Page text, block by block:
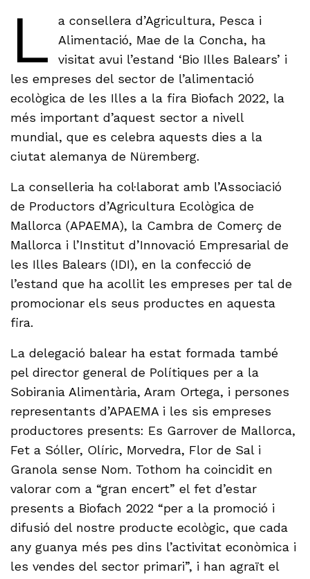
L
a consellera d’Agricultura, Pesca i
Alimentació, Mae de la Concha, ha
visitat avui l’estand ‘Bio Illes Balears’ i
les empreses del sector de l’alimentació
ecològica de les Illes a la fira Biofach 2022, la
més important d’aquest sector a nivell
mundial, que es celebra aquests dies a la
ciutat alemanya de Nüremberg.
La conselleria ha col·laborat amb l’Associació
de Productors d’Agricultura Ecològica de
Mallorca (APAEMA), la Cambra de Comerç de
Mallorca i l’Institut d’Innovació Empresarial de
les Illes Balears (IDI), en la confecció de
l’estand que ha acollit les empreses per tal de
promocionar els seus productes en aquesta
fira.
La delegació balear ha estat formada també
pel director general de Polítiques per a la
Sobirania Alimentària, Aram Ortega, i persones
representants d’APAEMA i les sis empreses
productores presents: Es Garrover de Mallorca,
Fet a Sóller, Olíric, Morvedra, Flor de Sal i
Granola sense Nom. Tothom ha coincidit en
valorar com a “gran encert” el fet d’estar
presents a Biofach 2022 “per a la promoció i
difusió del nostre producte ecològic, que cada
any guanya més pes dins l’activitat econòmica i
les vendes del sector primari”, i han agraït el